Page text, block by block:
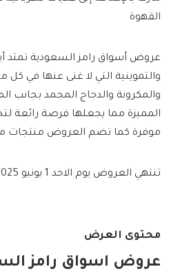
القهوة
عروض أسواق رامز السعودية تمتد
والتموينية التي لا غنى عنها في كل
والمكرونة والدجاج المجمد بجانب
المميزة مما يجعلها فرصة رائعة
موفرة كما تضم العروض منتجات
تنتهي العروض يوم الاحد 1 يونيو 2025 – 5 ذو الحجة 1446هـ
محتوى العرض
عروض اسواق رامز